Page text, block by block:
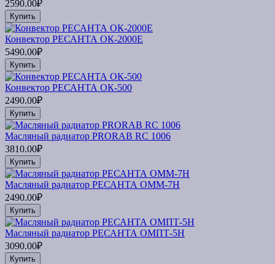
2590.00₽
Купить
Конвектор РЕСАНТА ОК-2000Е
5490.00₽
Купить
Конвектор РЕСАНТА ОК-500
2490.00₽
Купить
Масляный радиатор PRORAB RC 1006
3810.00₽
Купить
Масляный радиатор РЕСАНТА ОММ-7Н
2490.00₽
Купить
Масляный радиатор РЕСАНТА ОМПТ-5Н
3090.00₽
Купить